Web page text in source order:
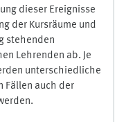
dieser Ereignisse
der Kursräume und
stehenden
Lehrenden ab. Je
unterschiedliche
Fällen auch der